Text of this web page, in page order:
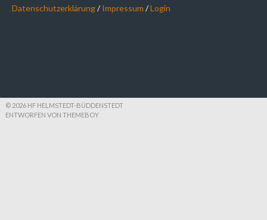
Datenschutzerklärung/Impressum /Login
© 2026 HF HELMSTEDT-BÜDDENSTEDT
ENTWORFEN VON THEMEBOY